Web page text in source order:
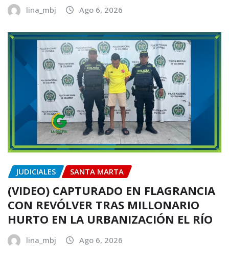
lina_mbj Ago 6, 2026
JUDICIALES SANTA MARTA
(VIDEO) CAPTURADO EN FLAGRANCIA
CON REVÓLVER TRAS MILLONARIO
HURTO EN LA URBANIZACIÓN EL RÍO
lina_mbj Ago 6, 2026